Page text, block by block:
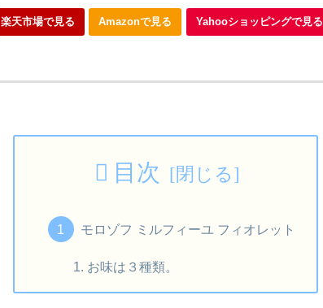
楽天市場で見る Amazonで見る Yahooショッピングで見る
目次
モロゾフ ミルフィーユ フィオレット
お味は３種類。